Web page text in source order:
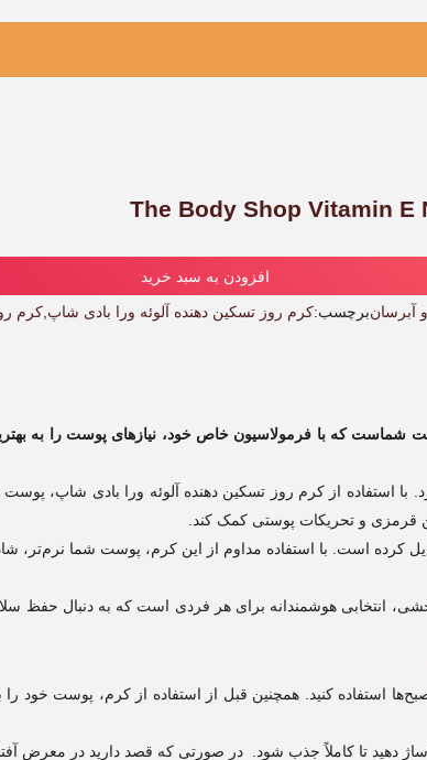
افزودن به سبد خرید
آبرسانبرچسب:کرم روز تسکین دهنده آلوئه ورا بادی شاپ کرم
شماست که با فرمولاسیون خاص خود، نیازهای پوست را به
از کرم روز تسکین دهنده آلوئه ورا بادی شاپ،
و تحریکات پوستی کمک کند.
کرده است. با استفاده مداوم از این کرم، پوست شما
انتخابی هوشمندانه برای هر فردی است که به دنبال
استفاده کنید. همچنین قبل از استفاده از کرم، پوست خود را
تا کاملاً جذب شود. در صورتی که قصد دارید در معرض آفتاب